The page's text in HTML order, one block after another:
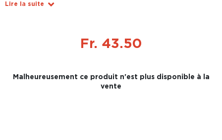
Lire la suite
Fr. 43.50
Malheureusement ce produit n'est plus disponible à la
vente